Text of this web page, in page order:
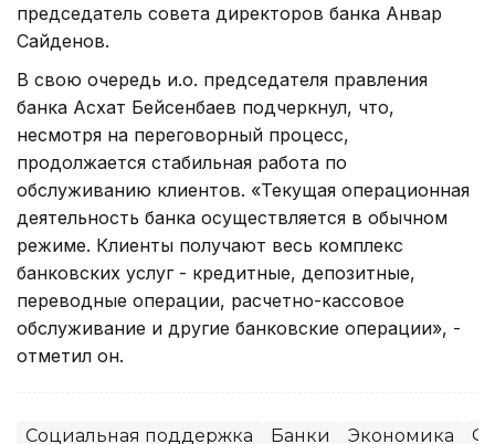
председатель совета директоров банка Анвар
Сайденов.
В свою очередь и.о. председателя правления
банка Асхат Бейсенбаев подчеркнул, что,
несмотря на переговорный процесс,
продолжается стабильная работа по
обслуживанию клиентов. «Текущая операционная
деятельность банка осуществляется в обычном
режиме. Клиенты получают весь комплекс
банковских услуг - кредитные, депозитные,
переводные операции, расчетно-кассовое
обслуживание и другие банковские операции», -
отметил он.
Социальная поддержка Банки Экономика